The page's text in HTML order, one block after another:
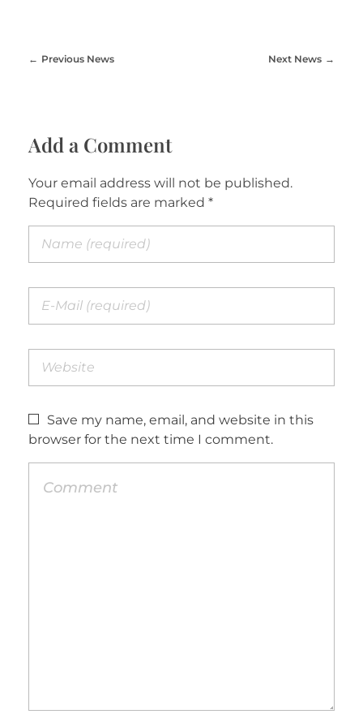
Previous News Next News
Add a Comment
Your email address will not be published.
Required fields are marked *
Save my name, email, and website in this
browser for the next time I comment.